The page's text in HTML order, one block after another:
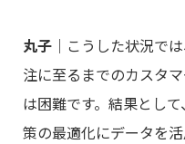
丸子 ｜こうした状況で
注に至るまでのカスタ
は困難です。結果とし
策の最適化にデータを